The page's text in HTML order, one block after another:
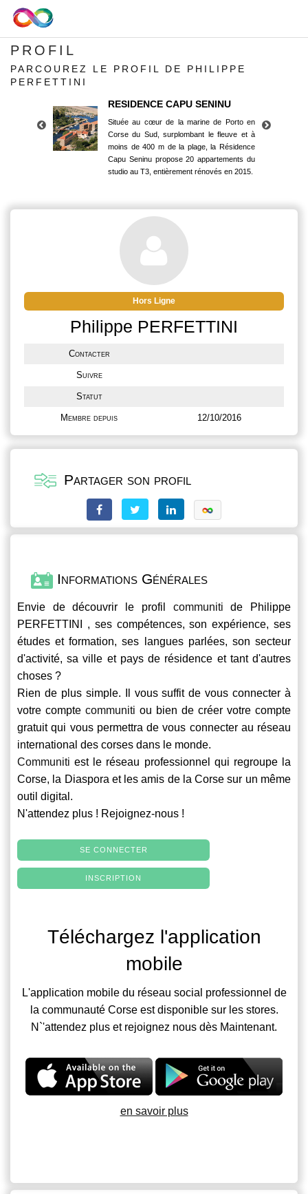
PROFIL
PARCOUREZ LE PROFIL DE PHILIPPE
PERFETTINI
RESIDENCE CAPU SENINU
Située au cœur de la marine de Porto en
Corse du Sud, surplombant le fleuve et à
moins de 400 m de la plage, la Résidence
Capu Seninu propose 20 appartements du
studio au T3, entièrement rénovés en 2015.
Corse du Sud, surplombant le fleuve et à
moins de 400 m de la plage, la Résidence
Capu Seninu propose 20 appartements du
studio au T3, entièrement rénovés en 2015.
Hors Ligne
Philippe PERFETTINI
Contacter
Suivre
Statut
Membre depuis 12/10/2016
Partager son profil
Informations Générales
Envie de découvrir le profil communiti de Philippe
PERFETTINI , ses compétences, son expérience, ses
études et formation, ses langues parlées, son secteur
d'activité, sa ville et pays de résidence et tant d'autres
choses ?
Rien de plus simple. Il vous suffit de vous connecter à
votre compte communiti ou bien de créer votre compte
gratuit qui vous permettra de vous connecter au réseau
international des corses dans le monde.
Communiti est le réseau professionnel qui regroupe la
Corse, la Diaspora et les amis de la Corse sur un même
outil digital.
N'attendez plus ! Rejoignez-nous !
SE CONNECTER
INSCRIPTION
Téléchargez l'application
mobile
L'application mobile du réseau social professionnel de
la communauté Corse est disponible sur les stores.
N`'attendez plus et rejoignez nous dès Maintenant.
en savoir plus